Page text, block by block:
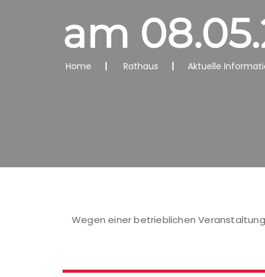
am
Home Rathaus Aktuelle
Wegen einer betrieblichen